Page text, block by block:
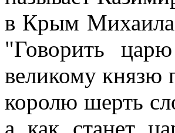
в Крым Михаила
"Говорить
великому князю
королю шерть